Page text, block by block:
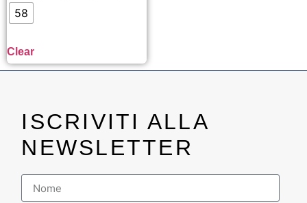
58
Clear
ISCRIVITI ALLA
NEWSLETTER